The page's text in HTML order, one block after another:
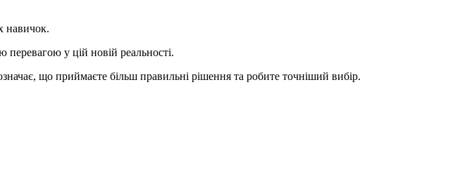
навичок.
у цій новій реальності.
що приймаєте більш правильні рішення та робите точніший вибір.